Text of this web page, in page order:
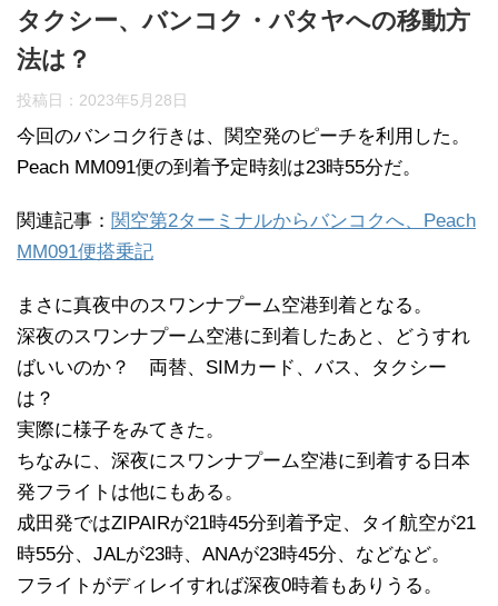
タクシー、バンコク・パタヤへの移動方
法は？
投稿日： 2023年5月28日
今回のバンコク行きは、関空発のピーチを利用した。
Peach MM091便の到着予定時刻は23時55分だ。
関連記事： 関空第2ターミナルからバンコクへ、Peach
MM091便搭乗記
まさに真夜中のスワンナプーム空港到着となる。
深夜のスワンナプーム空港に到着したあと、どうすれ
ばいいのか？ 両替、SIMカード、バス、タクシー
は？
実際に様子をみてきた。
ちなみに、深夜にスワンナプーム空港に到着する日本
発フライトは他にもある。
成田発ではZIPAIRが21時45分到着予定、タイ航空が21
時55分、JALが23時、ANAが23時45分、などなど。
フライトがディレイすれば深夜0時着もありうる。